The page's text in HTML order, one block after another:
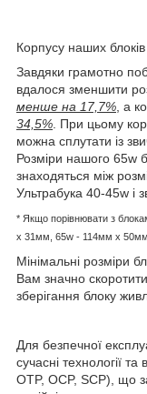
Корпусу наших
Завдяки грамотно
вдалося зменшити
менше на 17,7% , а
34,5% . При цьому
можна сплутати із
Розміри нашого 65w
знаходяться між
Ультрабука 40-45w і
* Якщо порівнювати з
x 31мм, 65w - 114мм х
Мінімальні розміри
Вам значно
зберігання блоку
Для безпечної
сучасні технології
OTP, OCP, SCP), що